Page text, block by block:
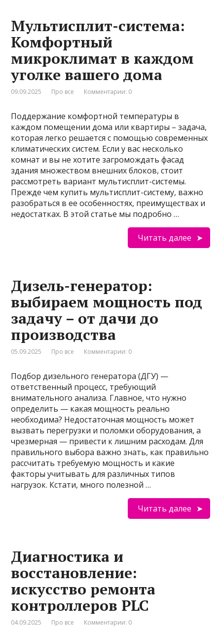
Мультисплит-система:
Комфортный
микроклимат в каждом
уголке вашего дома
09.09.2025 Про все Комментарии: 0
Поддержание комфортной температуры в
каждом помещении дома или квартиры – задача,
которая легко решается с помощью современных
климатических систем. Если у вас несколько
комнат и вы не хотите загромождать фасад
здания множеством внешних блоков, стоит
рассмотреть вариант мультисплит-системы.
Прежде чем купить мультисплит-систему, важно
разобраться в ее особенностях, преимуществах и
недостатках. В этой статье мы подробно …
Читать далее
Дизель-генератор:
выбираем мощность под
задачу – от дачи до
производства
05.09.2025 Про все Комментарии: 0
Подбор дизельного генератора (ДГУ) —
ответственный процесс, требующий
внимательного анализа. Главное, что нужно
определить — какая мощность реально
необходима? Недостаточная мощность может
вызвать перегрузки и поломки оборудования, а
чрезмерная — привести к лишним расходам. Для
правильного выбора важно знать, как правильно
рассчитать требуемую мощность и какие
факторы учитывать для различных типов
нагрузок. Кстати, много полезной …
Читать далее
Диагностика и
восстановление:
искусство ремонта
контроллеров PLC
04.09.2025 Про все Комментарии: 0